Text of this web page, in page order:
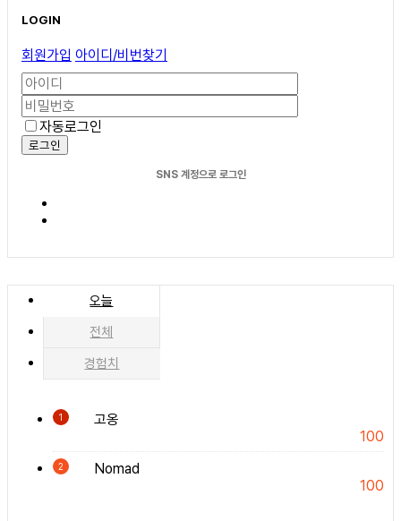
LOGIN
회원가입 아이디/비번찾기
자동로그인
로그인
SNS 계정으로 로그인
오늘
전체
경험치
1
고옹
100
2
Nomad
100